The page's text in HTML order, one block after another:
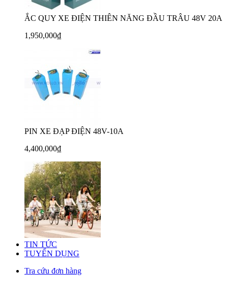
ẮC QUY XE ĐIỆN THIÊN NĂNG ĐẦU TRÂU 48V 20A
1,950,000₫
PIN XE ĐẠP ĐIỆN 48V-10A
4,400,000₫
TIN TỨC
TUYỂN DỤNG
Tra cứu đơn hàng